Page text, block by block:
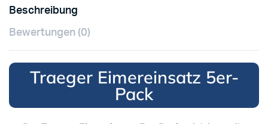
Beschreibung
Bewertungen (0)
Traeger Eimereinsatz 5er-
Pack